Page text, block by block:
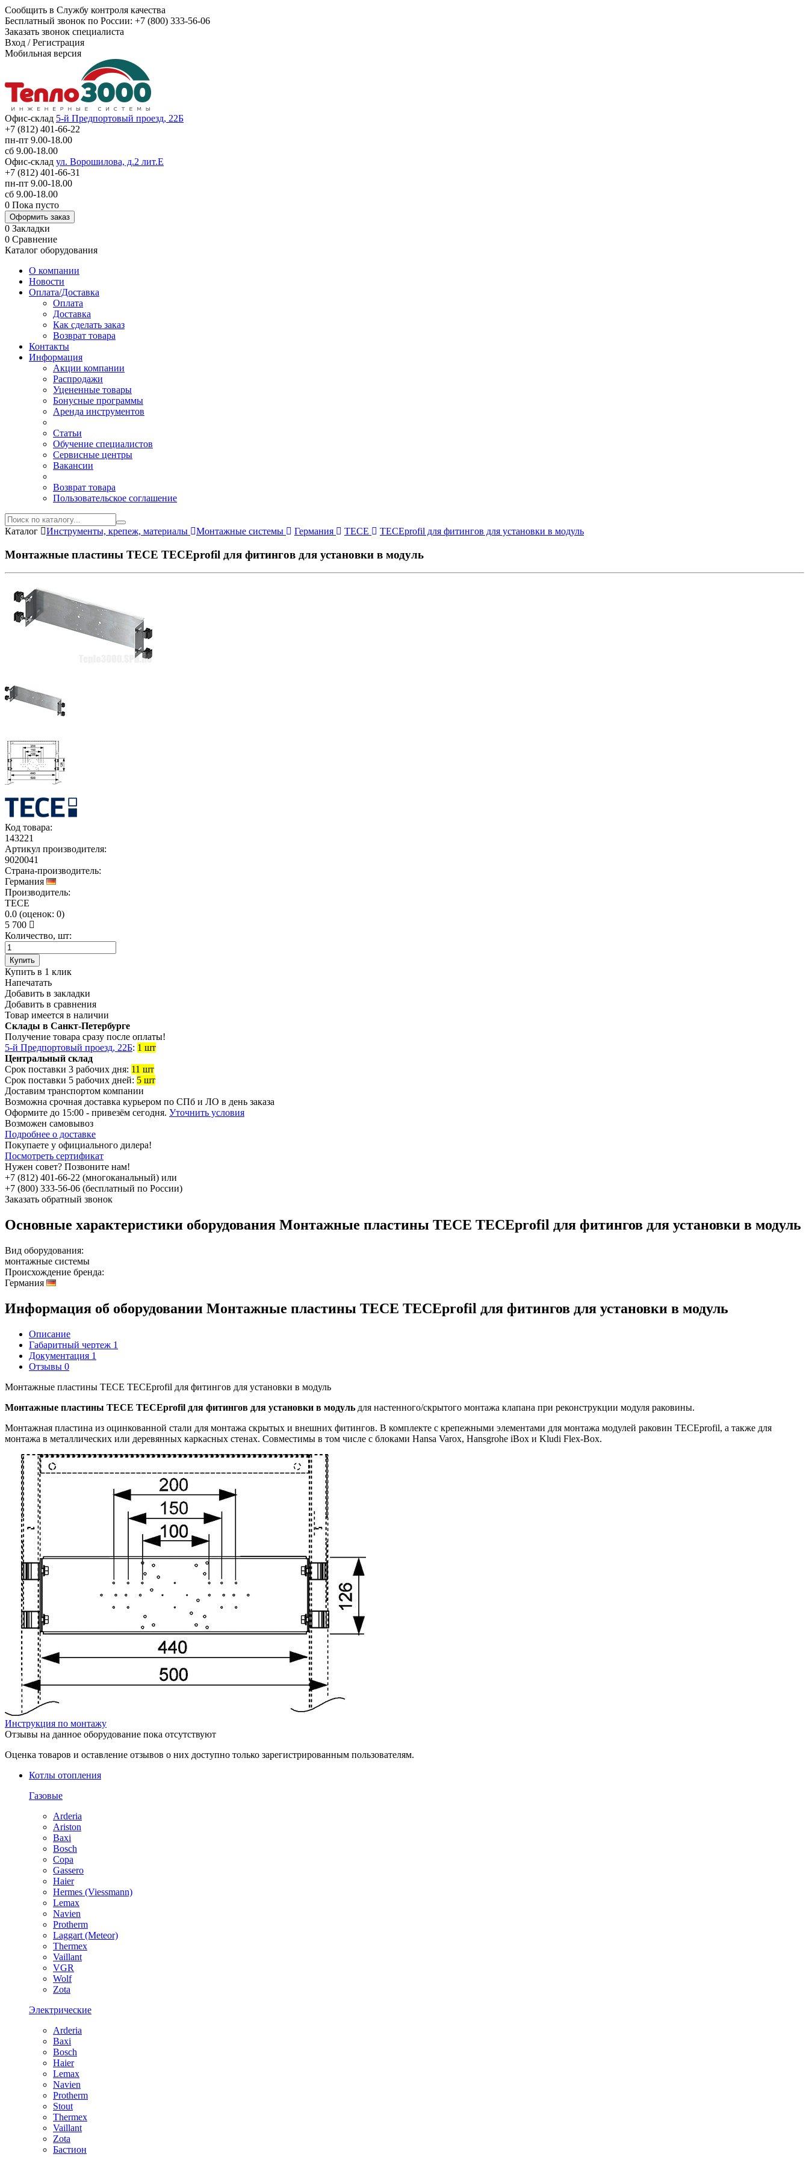
Сообщить в Службу контроля качества
Бесплатный звонок по России: +7 (800) 333-56-06
Заказать звонок специалиста
Вход /Регистрация
Мобильная версия
Офис-склад 5-й Предпортовый проезд, 22Б
+7 (812) 401-66-22
пн-пт 9.00-18.00
сб 9.00-18.00
Офис-склад ул. Ворошилова, д.2 лит.Е
+7 (812) 401-66-31
пн-пт 9.00-18.00
сб 9.00-18.00
0 Пока пусто
Оформить заказ
0 Закладки
0 Сравнение
Каталог оборудования
О компании
Новости
Оплата/Доставка
Оплата
Доставка
Как сделать заказ
Возврат товара
Контакты
Информация
Акции компании
Распродажи
Уцененные товары
Бонусные программы
Аренда инструментов
Статьи
Обучение специалистов
Сервисные центры
Вакансии
Возврат товара
Пользовательское соглашение
Каталог Инструменты, крепеж, материалы Монтажные системы Германия TECE TECEprofil для фитингов для установки в модуль
Монтажные пластины TECE TECEprofil для фитингов для установки в модуль
Код товара:
143221
Артикул производителя:
9020041
Страна-производитель:
Германия
Производитель:
TECE
0.0 (оценок: 0)
5 700
Количество, шт:
Купить
Купить в 1 клик
Напечатать
Добавить в закладки
Добавить в сравнения
Товар имеется в наличии
Склады в Санкт-Петербурге
Получение товара сразу после оплаты!
5-й Предпортовый проезд, 22Б: 1 шт
Центральный склад
Срок поставки 3 рабочих дня: 11 шт
Срок поставки 5 рабочих дней: 5 шт
Доставим транспортом компании
Возможна срочная доставка курьером по СПб и ЛО в день заказа
Оформите до 15:00 - привезём сегодня. Уточнить условия
Возможен самовывоз
Подробнее о доставке
Покупаете у официального дилера!
Посмотреть сертификат
Нужен совет? Позвоните нам!
+7 (812) 401-66-22 (многоканальный) или
+7 (800) 333-56-06 (бесплатный по России)
Заказать обратный звонок
Основные характеристики оборудования Монтажные пластины TECE TECEprofil для фитингов для установки в модуль
Вид оборудования:
монтажные системы
Происхождение бренда:
Германия
Информация об оборудовании Монтажные пластины TECE TECEprofil для фитингов для установки в модуль
Описание
Габаритный чертеж 1
Документация 1
Отзывы 0
Монтажные пластины TECE TECEprofil для фитингов для установки в модуль
Монтажные пластины TECE TECEprofil для фитингов для установки в модуль для настенного/скрытого монтажа клапана при реконструкции модуля раковины.
Монтажная пластина из оцинкованной стали для монтажа скрытых и внешних фитингов. В комплекте с крепежными элементами для монтажа модулей раковин TECEprofil, а также для
монтажа в металлических или деревянных каркасных стенах. Совместимы в том числе с блоками Hansa Varox, Hansgrohe iBox и Kludi Flex-Box.
Инструкция по монтажу
Отзывы на данное оборудование пока отсутствуют
Оценка товаров и оставление отзывов о них доступно только зарегистрированным пользователям.
Котлы отопления
Газовые
Arderia
Ariston
Baxi
Bosch
Copa
Gassero
Haier
Hermes (Viessmann)
Lemax
Navien
Protherm
Laggart (Meteor)
Thermex
Vaillant
VGR
Wolf
Zota
Электрические
Arderia
Baxi
Bosch
Haier
Lemax
Navien
Protherm
Stout
Thermex
Vaillant
Zota
Бастион